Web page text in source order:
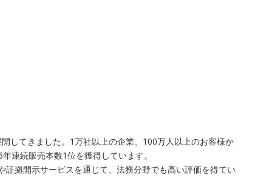
してきました。1万社以上の企業、100万人以上のお客様か
連続販売本数1位を獲得しています。
拠開示サービスを通じて、法務分野でも高い評価を得てい